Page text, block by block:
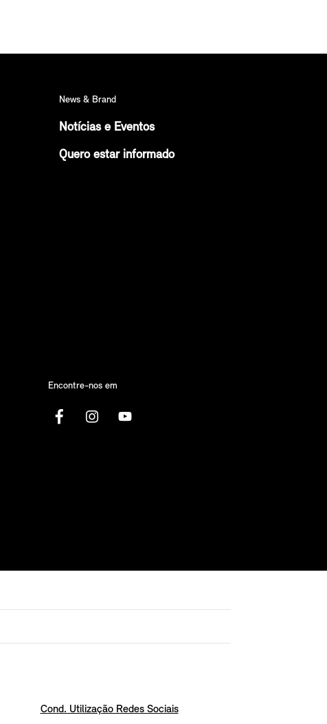
News & Brand
Notícias e Eventos
Quero estar informado
Encontre-nos em
Cond. Utilização Redes Sociais